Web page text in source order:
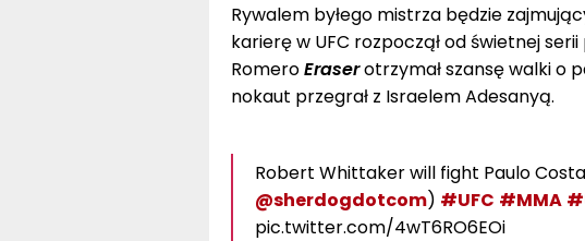
Rywalem byłego mistrza będzie
karierę w UFC rozpoczął od świetnej
RomeroEraserotrzymał szansę walki o
nokaut przegrał z Israelem Adesanyą.
Robert Whittaker will fight Paulo
@sherdogdotcom) #UFC #MMA
pic.twitter.com/4wT6RO6EOi